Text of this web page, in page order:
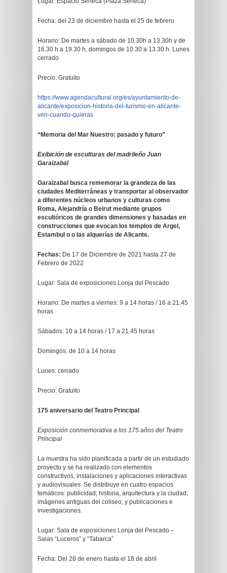
Fecha: del 23 de diciembre hasta el 25 de febrero
Horario: De martes a sábado de 10.30h a 13.30h y de
16.30 h a 19.30 h, domingos de 10.30 a 13.30 h. Lunes
cerrado
Precio: Gratuito
https://www.agendacultural.org/es/ayuntamiento-de-
alicante/exposicion-historia-del-turismo-en-alicante-
ven-cuando-quieras
“Memoria del Mar Nuestro: pasado y futuro”
Exibición de esculturas del madrileño Juan
Garaizabal
Garaizabal busca rememorar la grandeza de las
ciudades Mediterráneas y transportar al observador
a diferentes núcleos urbanos y culturas como
Roma, Alejandría o Beirut mediante grupos
escultóricos de grandes dimensiones y basadas en
construcciones que evocan los templos de Argel,
Estambul o o las alquerías de Alicante.
Fechas: De 17 de Diciembre de 2021 hasta 27 de
Febrero de 2022
Lugar: Sala de exposiciones Lonja del Pescado
Horario: De martes a viernes: 9 a 14 horas / 16 a 21.45
horas
Sábados: 10 a 14 horas / 17 a 21.45 horas
Domingos: de 10 a 14 horas
Lunes: cerrado
Precio: Gratuito
175 aniversario del Teatro Principal
Exposición conmemorativa a los 175 años del Teatro
Principal
La muestra ha sido planificada a partir de un estudiado
proyecto y se ha realizado con elementos
constructivos, instalaciones y aplicaciones interactivas
y audiovisuales. Se distribuye en cuatro espacios
temáticos: publicidad; historia, arquitectura y la ciudad;
imágenes antiguas del coliseo; y publicaciones e
investigaciones.
Lugar: Sala de exposiciones Lonja del Pescado –
Salas “Luceros” y “Tabarca”
Fecha: Del 28 de enero hasta el 18 de abril